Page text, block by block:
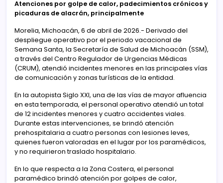
Atenciones por golpe de calor, padecimientos crónicos y
picaduras de alacrán, principalmente
Morelia, Michoacán, 6 de abril de 2026.- Derivado del
despliegue operativo por el periodo vacacional de
Semana Santa, la Secretaría de Salud de Michoacán (SSM),
a través del Centro Regulador de Urgencias Médicas
(CRUM), atendió incidentes menores en las principales vías
de comunicación y zonas turísticas de la entidad.
En la autopista Siglo XXI, una de las vías de mayor afluencia
en esta temporada, el personal operativo atendió un total
de 12 incidentes menores y cuatro accidentes viales.
Durante estas intervenciones, se brindó atención
prehospitalaria a cuatro personas con lesiones leves,
quienes fueron valoradas en el lugar por los paramédicos,
y no requirieron traslado hospitalario.
En lo que respecta a la Zona Costera, el personal
paramédico brindó atención por golpes de calor,